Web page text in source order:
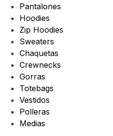
Pantalones
Hoodies
Zip Hoodies
Sweaters
Chaquetas
Crewnecks
Gorras
Totebags
Vestidos
Polleras
Medias